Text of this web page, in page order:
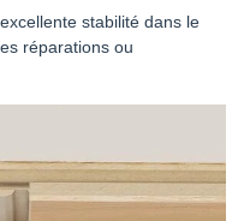
stabilité dans le
réparations ou